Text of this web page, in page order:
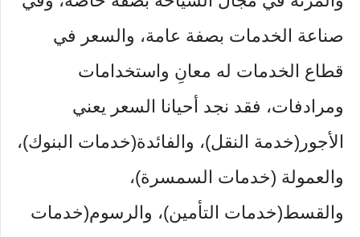
صناعة الخدمات بصفة عامة، والسعر في
قطاع الخدمات له معانِ واستخدامات
ومرادفات، فقد نجد أحيانا السعر يعني
الأجور(خدمة النقل)، والفائدة(خدمات البنوك)،
والعمولة (خدمات السمسرة)،
والقسط(خدمات التأمين)، والرسوم(خدمات